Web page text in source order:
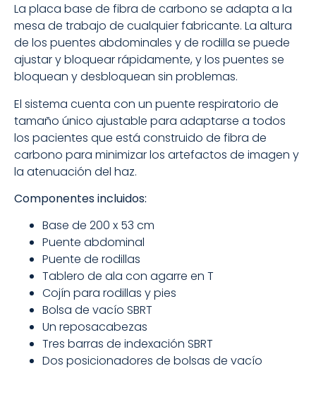
La placa base de fibra de carbono se adapta a la
mesa de trabajo de cualquier fabricante. La altura
de los puentes abdominales y de rodilla se puede
ajustar y bloquear rápidamente, y los puentes se
bloquean y desbloquean sin problemas.
El sistema cuenta con un puente respiratorio de
tamaño único ajustable para adaptarse a todos
los pacientes que está construido de fibra de
carbono para minimizar los artefactos de imagen y
la atenuación del haz.
Componentes incluidos:
Base de 200 x 53 cm
Puente abdominal
Puente de rodillas
Tablero de ala con agarre en T
Cojín para rodillas y pies
Bolsa de vacío SBRT
Un reposacabezas
Tres barras de indexación SBRT
Dos posicionadores de bolsas de vacío